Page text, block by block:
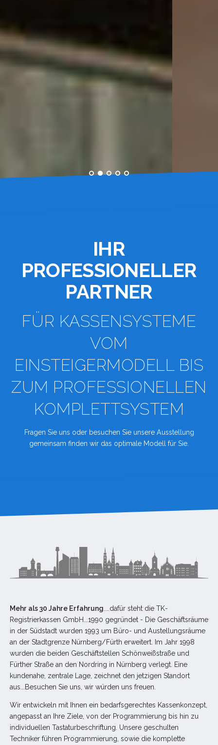
IHR
PROFESSIONELLER
PARTNER
FÜR KASSENSYSTEME
VOM
EINSTEIGERMODELL BIS
ZUM PROFESSIONELLEN
KOMPLETTSYSTEM
Fragen Sie uns oder besuchen Sie unsere Ausstellung
gemeinsam finden wir das optimale Modell für Sie.
Mehr als 30 Jahre Erfahrung ....dafür steht die TK-
Registrierkassen GmbH...1990 gegründet - Die Geschäftsräume
in der Südstadt wurden 1993 um Büro- und Austellungsräume
an der Stadtgrenze Nürnberg/Fürth erweitert. Im Jahr 1998
wurden die beiden Geschäftstellen Schönweißstraße und
Fürther Straße an den Nordring in Nürnberg verlegt. Eine
kundenahe, zentrale Lage, zeichnet den jetzigen Standort
aus...Besuchen Sie uns, wir würden uns freuen.
Wir entwickeln mit Ihnen ein bedarfsgerechtes Kassenkonzept,
angepasst an Ihre Ziele, von der Programmierung bis hin zu
individuellen Tastaturbeschriftung. Unsere geschulten
Techniker führen Programmierung, sowie die komplette